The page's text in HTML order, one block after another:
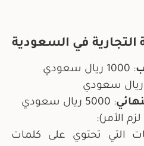
في السعودية
: 1000 ريال سعودي
: 5000 ريال سعودي
لزم الأمر):
التي تحتوي على كلمات